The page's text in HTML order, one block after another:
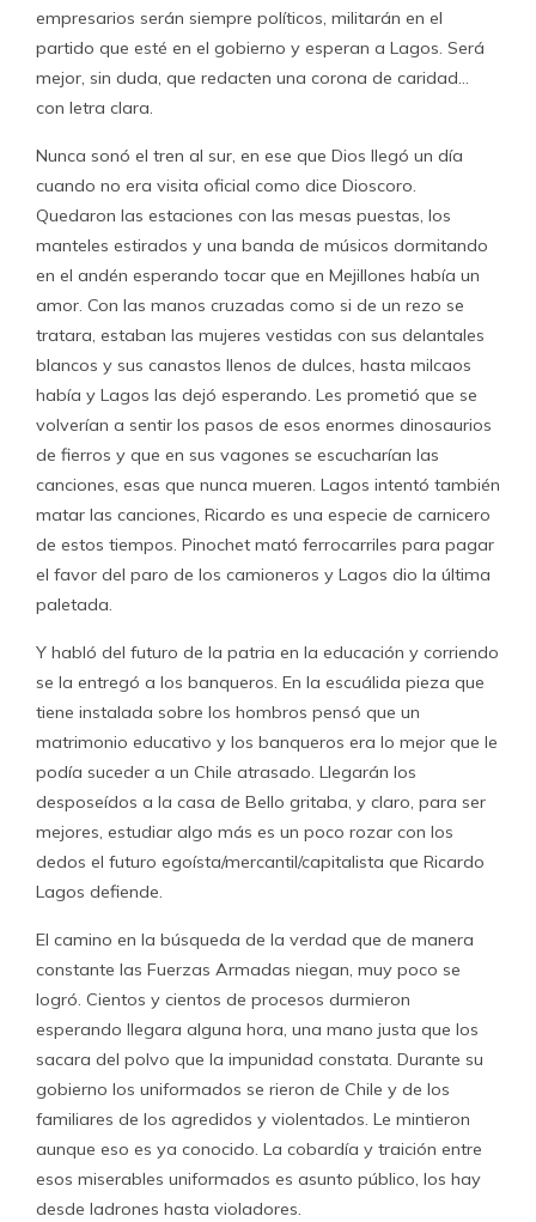
empresarios serán siempre políticos, militarán en el
partido que esté en el gobierno y esperan a Lagos. Será
mejor, sin duda, que redacten una corona de caridad…
con letra clara.
Nunca sonó el tren al sur, en ese que Dios llegó un día
cuando no era visita oficial como dice Dioscoro.
Quedaron las estaciones con las mesas puestas, los
manteles estirados y una banda de músicos dormitando
en el andén esperando tocar que en Mejillones había un
amor. Con las manos cruzadas como si de un rezo se
tratara, estaban las mujeres vestidas con sus delantales
blancos y sus canastos llenos de dulces, hasta milcaos
había y Lagos las dejó esperando. Les prometió que se
volverían a sentir los pasos de esos enormes dinosaurios
de fierros y que en sus vagones se escucharían las
canciones, esas que nunca mueren. Lagos intentó también
matar las canciones, Ricardo es una especie de carnicero
de estos tiempos. Pinochet mató ferrocarriles para pagar
el favor del paro de los camioneros y Lagos dio la última
paletada.
Y habló del futuro de la patria en la educación y corriendo
se la entregó a los banqueros. En la escuálida pieza que
tiene instalada sobre los hombros pensó que un
matrimonio educativo y los banqueros era lo mejor que le
podía suceder a un Chile atrasado. Llegarán los
desposeídos a la casa de Bello gritaba, y claro, para ser
mejores, estudiar algo más es un poco rozar con los
dedos el futuro egoísta/mercantil/capitalista que Ricardo
Lagos defiende.
El camino en la búsqueda de la verdad que de manera
constante las Fuerzas Armadas niegan, muy poco se
logró. Cientos y cientos de procesos durmieron
esperando llegara alguna hora, una mano justa que los
sacara del polvo que la impunidad constata. Durante su
gobierno los uniformados se rieron de Chile y de los
familiares de los agredidos y violentados. Le mintieron
aunque eso es ya conocido. La cobardía y traición entre
esos miserables uniformados es asunto público, los hay
desde ladrones hasta violadores.